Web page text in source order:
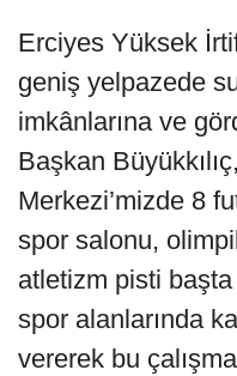
Erciyes Yüksek
geniş yelpazede
imkânlarına ve
Başkan
Merkezi’mizde 8
spor salonu,
atletizm pisti
spor alanlarında
vererek bu